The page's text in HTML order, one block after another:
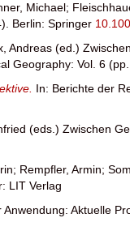
Michael;
Berlin: Springer
Andreas (ed.)
Geography: Vol. 6
In: Berichte der
(eds.) Zwischen
; Rempfler, Armin;
LIT Verlag
Aktuelle